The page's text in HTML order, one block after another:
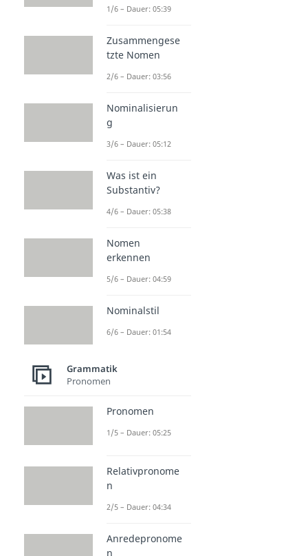
1/6 – Dauer: 05:39
Zusammengese
tzte Nomen
2/6 – Dauer: 03:56
Nominalisierun
g
3/6 – Dauer: 05:12
Was ist ein
Substantiv?
4/6 – Dauer: 05:38
Nomen
erkennen
5/6 – Dauer: 04:59
Nominalstil
6/6 – Dauer: 01:54
Grammatik
Pronomen
Pronomen
1/5 – Dauer: 05:25
Relativpronome
n
2/5 – Dauer: 04:34
Anredepronome
n